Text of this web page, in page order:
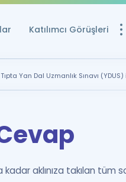
Katılımcı Görüşleri
Ücretsiz
YDS ve YÖKDİL
YDS ve YÖKDİL
Tıpta Yan Dal Uzmanlık Sınavı
aklınıza takılan tüm